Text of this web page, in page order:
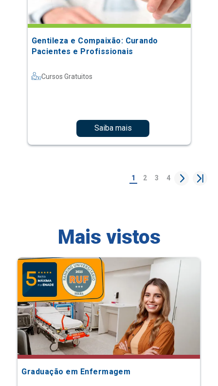
Gentileza e Compaixão: Curando
Pacientes e Profissionais
Cursos Gratuitos
Saiba mais
1 2 3 4
Mais vistos
Graduação em Enfermagem